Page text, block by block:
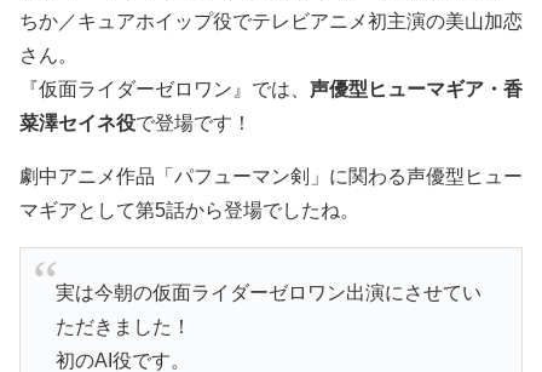
ちか／キュアホイップ役でテレビアニメ初主演の美山加恋
さん。
『仮面ライダーゼロワン』では、 声優型ヒューマギア・香
菜澤セイネ役で登場です！
劇中アニメ作品「パフューマン剣」に関わる声優型ヒュー
マギアとして第5話から登場でしたね。
実は今朝の仮面ライダーゼロワン出演にさせてい
ただきました！
初のAI役です。